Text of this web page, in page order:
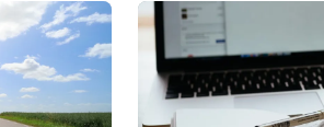
Läs mer